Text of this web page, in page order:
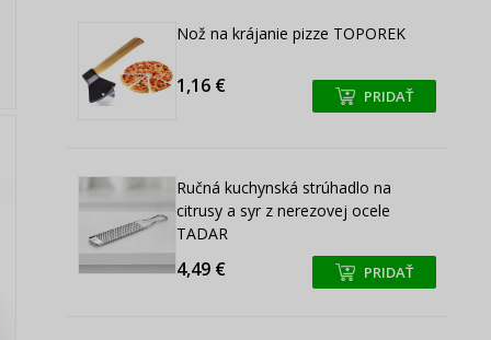
Nož na krájanie pizze TOPOREK
1,16 € +
+ PRIDAŤ
Ručná kuchynská strúhadlo na
citrusy a syr z nerezovej ocele
TADAR
4,49 € +
+ PRIDAŤ